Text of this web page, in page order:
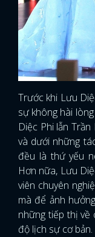
Trước khi Lưu
sự không hài
Diệc Phi lẫn
và dưới những
đều là thứ yếu
Hơn nữa, Lưu
viên chuyên
mà để ảnh
những tiếp thị về
độ lịch sự cơ bản.